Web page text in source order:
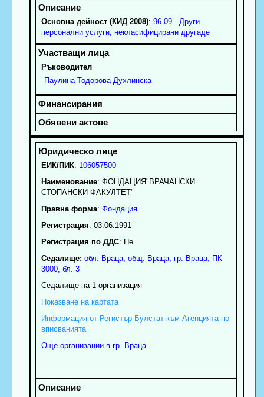
Основна дейност (КИД 2008): 96.09 - Други
персонални услуги, некласифицирани другаде
Ръководител
Паулина Тодорова Духлинска
ЕИК/ПИК: 106057500
Наименование: ФОНДАЦИЯ"ВРАЧАНСКИ
СТОПАНСКИ ФАКУЛТЕТ"
Правна форма: Фондация
Регистрация: 03.06.1991
Регистрация по ДДС: Нe
Седалище: обл. Враца, общ. Враца, гр. Враца, ПК
3000, бл. 3
Седалище на 1 организация
Показване на картата
Информация от Регистър Булстат към Агенцията по
вписванията
Още организации в гр. Враца